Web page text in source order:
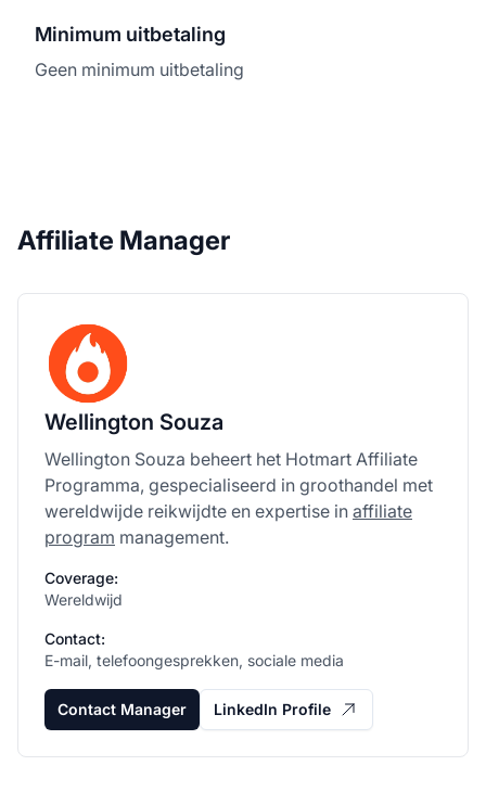
Minimum uitbetaling
Geen minimum uitbetaling
Affiliate Manager
Wellington Souza
Wellington Souza beheert het Hotmart Affiliate
Programma, gespecialiseerd in groothandel met
wereldwijde reikwijdte en expertise in affiliate
program management.
Coverage:
Wereldwijd
Contact:
E-mail, telefoongesprekken, sociale media
Contact Manager LinkedIn Profile